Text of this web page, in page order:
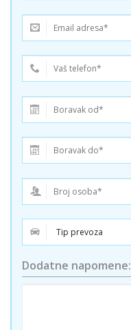
Dodatne napomene: